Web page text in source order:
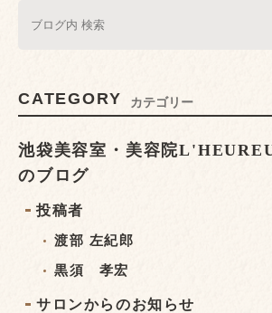
CATEGORY カテゴリー
池袋美容室・美容院
のブログ
投稿者
渡部 左紀郎
黒須 孝宏
サロンからのお知らせ